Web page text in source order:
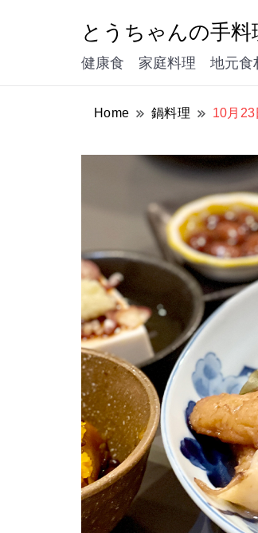
とうちゃんの手料
健康食 家庭料理 地元食
Home 鍋料理 10月23